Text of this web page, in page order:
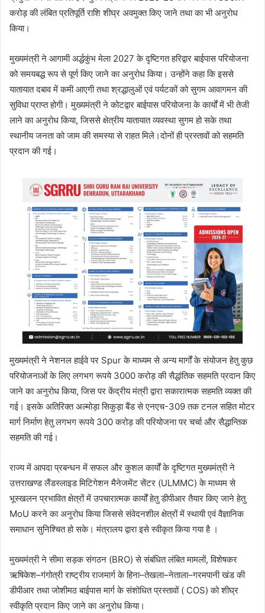
करोड़ की लंबित प्रतिपूर्ति राशि शीघ्र अवमुक्त किए जाने तथा का भी अनुरोध
किया।
मुख्यमंत्री ने आगामी अर्द्धकुंभ मेला 2027 के दृष्टिगत हरिद्वार बाईपास परियोजना
को समयबद्ध रूप से पूर्ण किए जाने का अनुरोध किया। उन्होंने कहा कि इससे
यातायात दबाव में कमी आएगी तथा श्रद्धालुओं एवं पर्यटकों को सुगम आवागमन की
सुविधा प्राप्त होगी। मुख्यमंत्री ने कोटद्वार बाईपास परियोजना के कार्यों में भी तेजी
लाने का अनुरोध किया, जिससे क्षेत्रीय यातायात व्यवस्था सुगम हो सके तथा
स्थानीय जनता को जाम की समस्या से राहत मिले।दोनों ही प्रस्तावों को सहमति
प्रदान की गई।
मुख्यमंत्री ने नेशनल हाईवे पर Spur के माध्यम से अन्य मार्गों के संयोजन हेतु कुछ
परियोजनाओं के लिए लगभग रूपये 3000 करोड़ की सैद्धांतिक सहमति प्रदान किए
जाने का अनुरोध किया, जिस पर केंद्रीय मंत्री द्वारा सकारात्मक सहमति व्यक्त की
गई। इसके अतिरिक्त अल्मोड़ा सिकुड़ा बैंड से एनएच-309 तक टनल सहित मोटर
मार्ग निर्माण हेतु लगभग रूपये 300 करोड़ की परियोजना पर चर्चा और सैद्धान्तिक
सहमति की गई।
राज्य में आपदा प्रबन्धन में सफल और कुशल कार्यों के दृष्टिगत मुख्यमंत्री ने
उत्तराखण्ड लैंडस्लाइड मिटिगेशन मैनेजमेंट सेंटर (ULMMC) के माध्यम से
भूस्खलन प्रभावित क्षेत्रों में उपचारात्मक कार्यों हेतु डीपीआर तैयार किए जाने हेतु
MoU करने का अनुरोध किया जिससे संवेदनशील क्षेत्रों में स्थायी एवं वैज्ञानिक
समाधान सुनिश्चित हो सके। मंत्रालय द्वारा इसे स्वीकृत किया गया है ।
मुख्यमंत्री ने सीमा सड़क संगठन (BRO) से संबंधित लंबित मामलों, विशेषकर
ऋषिकेश–गंगोत्री राष्ट्रीय राजमार्ग के हिना–तेखला–नेताला–गरमपानी खंड की
डीपीआर तथा जोशीमठ बाईपास मार्ग के संशोधित प्रस्तावों ( COS) को शीघ्र
स्वीकृति प्रदान किए जाने का अनुरोध किया।